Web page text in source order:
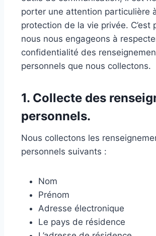
porter une attention particulière
protection de la vie privée. C’est
nous nous engageons à
confidentialité des
personnels que nous collectons.
1. Collecte des
personnels.
Nous collectons les
personnels suivants :
Nom
Prénom
Adresse électronique
Le pays de résidence